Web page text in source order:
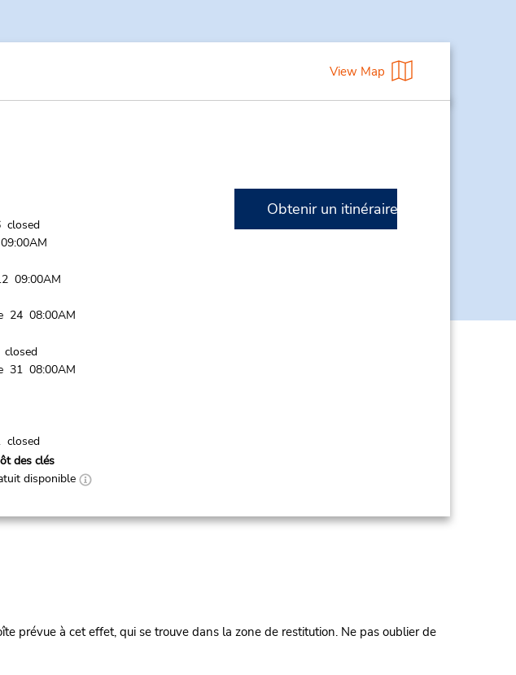
View Map
09:00AM
24 08:00AM
31 08:00AM
des clés
disponible
Obtenir un itinéraire
prévue à cet effet, qui se trouve dans la zone de restitution. Ne pas oublier de